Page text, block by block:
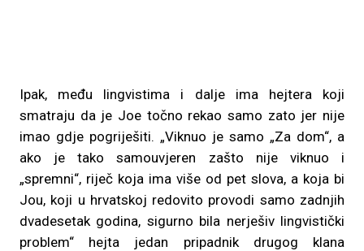
Ipak, među lingvistima i dalje ima hejtera koji
smatraju da je Joe točno rekao samo zato jer nije
imao gdje pogriješiti. „Viknuo je samo „Za dom“, a
ako je tako samouvjeren zašto nije viknuo i
„spremni“, riječ koja ima više od pet slova, a koja bi
Jou, koji u hrvatskoj redovito provodi samo zadnjih
dvadesetak godina, sigurno bila nerješiv lingvistički
problem“ hejta jedan pripadnik drugog klana